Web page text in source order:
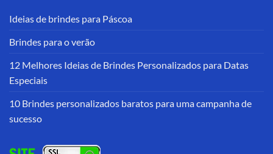
Ideias de brindes para Páscoa
Brindes para o verão
12 Melhores Ideias de Brindes Personalizados para Datas
Especiais
10 Brindes personalizados baratos para uma campanha de
sucesso